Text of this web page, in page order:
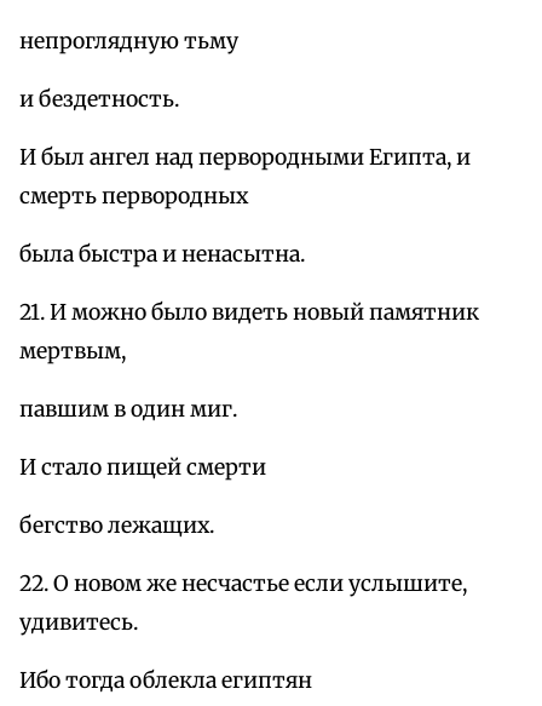
непроглядную тьму
и бездетность.
И был ангел над первородными Египта, и
смерть первородных
была быстра и ненасытна.
21. И можно было видеть новый памятник
мертвым,
павшим в один миг.
И стало пищей смерти
бегство лежащих.
22. О новом же несчастье если услышите,
удивитесь.
Ибо тогда облекла египтян